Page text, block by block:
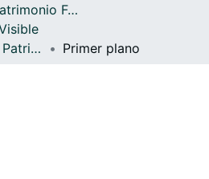
Archivo del Patrimonio Fotográfico y Fílmico del Valle del Cauca
FCCV - Fachadas - Patrimonial
Primer plano